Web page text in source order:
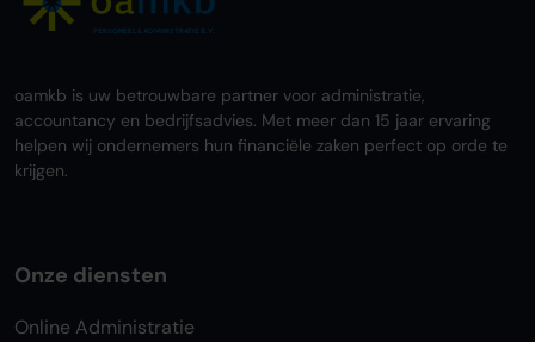
PERSONEEL & ADMINISTRATIE B.V.
oamkb is uw betrouwbare partner voor administratie,
accountancy en bedrijfsadvies. Met meer dan 15 jaar ervaring
helpen wij ondernemers hun financiële zaken perfect op orde te
krijgen.
Onze diensten
Online Administratie